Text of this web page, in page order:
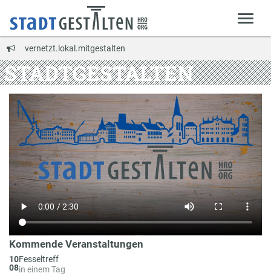
vernetzt.lokal.mitgestalten
STADTGESTALTEN
Kommende Veranstaltungen
Am
10
08
Fesseltreff
in einem Tag